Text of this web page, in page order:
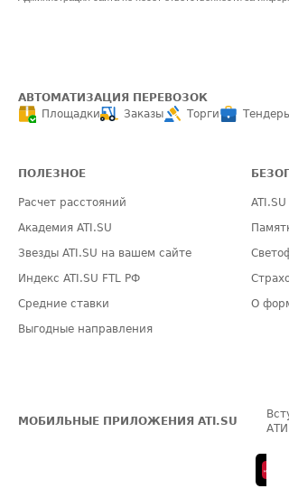
АВТОМАТИЗАЦИЯ ПЕРЕВОЗОК
Площадки
Заказы Торги
ПОЛЕЗНОЕ
Расчет расстояний
Академия ATI.SU
Звезды ATI.SU на вашем сайте
Индекс ATI.SU FTL РФ
Средние ставки
Выгодные направления
О
МОБИЛЬНЫЕ ПРИЛОЖЕНИЯ ATI.SU